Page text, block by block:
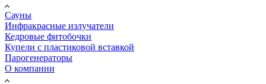
Сауны
Инфракрасные излучатели
Кедровые фитобочки
Купели с пластиковой вставкой
Парогенераторы
О компании